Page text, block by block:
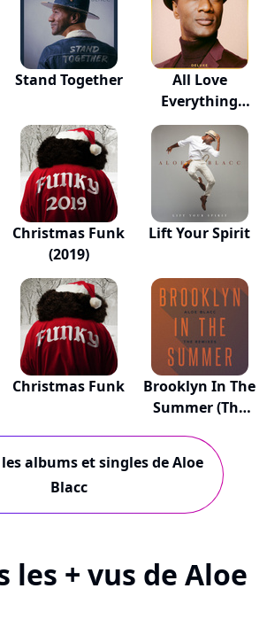
Stand Together
All Love
Everything
(Deluxe)
Christmas Funk
(2019)
Lift Your Spirit
Christmas Funk
Brooklyn In The
Summer (The
albums et singles de Aloe
Blacc
les + vus de Aloe